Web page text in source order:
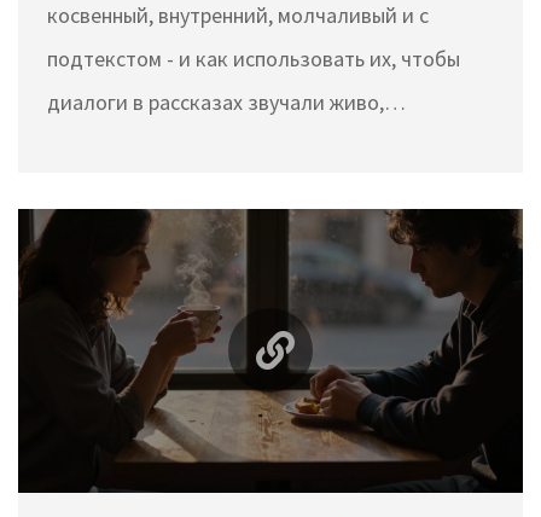
косвенный, внутренний, молчаливый и с
подтекстом - и как использовать их, чтобы
диалоги в рассказах звучали живо,